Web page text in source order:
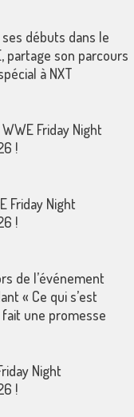
débuts dans le
partage son parcours
à NXT
Friday Night
!
Friday Night
!
de l’événement
« Ce qui s’est
une promesse
Night
!